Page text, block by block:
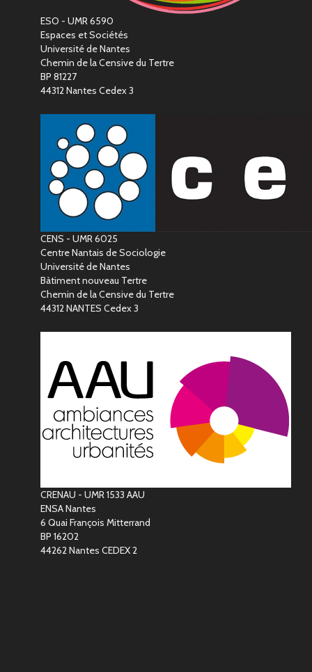
ESO - UMR 6590
Espaces et Sociétés
Université de Nantes
Chemin de la Censive du Tertre
BP 81227
44312 Nantes Cedex 3
CENS - UMR 6025
Centre Nantais de Sociologie
Université de Nantes
Bàtiment nouveau Tertre
Chemin de la Censive du Tertre
44312 NANTES Cedex 3
CRENAU - UMR 1533 AAU
ENSA Nantes
6 Quai François Mitterrand
BP 16202
44262 Nantes CEDEX 2